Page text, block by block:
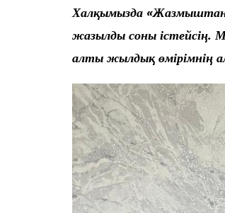
Халқымызда
жазылды соны істейсің.
алты жылдық өмірімнің